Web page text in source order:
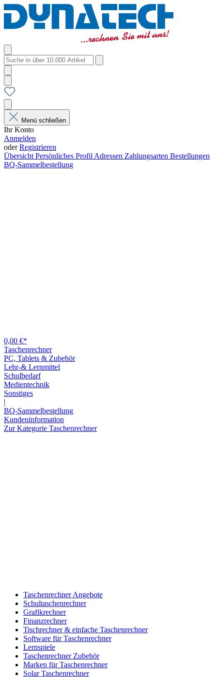
Menü schließen
Ihr Konto
Anmelden
oderRegistrieren
Übersicht Persönliches Profil Adressen Zahlungsarten Bestellungen
BQ-Sammelbestellung
0,00 €*
Taschenrechner
PC, Tablets & Zubehör
Lehr-& Lernmittel
Schulbedarf
Medientechnik
Sonstiges
|
BQ-Sammelbestellung
Kundeninformation
Zur Kategorie Taschenrechner
Taschenrechner Angebote
Schultaschenrechner
Grafikrechner
Finanzrechner
Tischrechner & einfache Taschenrechner
Software für Taschenrechner
Lernspiele
Taschenrechner Zubehör
Marken für Taschenrechner
Solar Taschenrechner